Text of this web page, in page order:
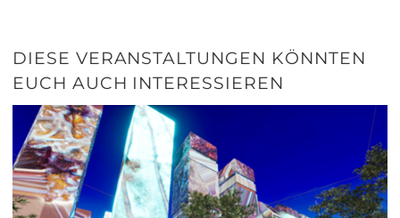
DIESE VERANSTALTUNGEN KÖNNTEN
EUCH AUCH INTERESSIEREN